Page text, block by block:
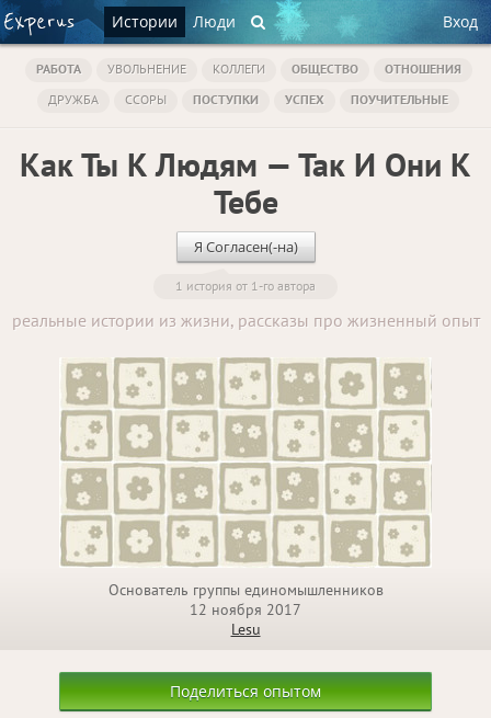
Истории Люди Вход
РАБОТА УВОЛЬНЕНИЕ КОЛЛЕГИ ОБЩЕСТВО
ОТНОШЕНИЯ
ДРУЖБА
ССОРЫ ПОСТУПКИ УСПЕХ ПОУЧИТЕЛЬНЫЕ
Как Ты К Людям — Так И Они К
Тебе
Я Согласен(-на)
1 история от 1-го автора
реальные истории из жизни, рассказы про жизненный опыт
Основатель группы единомышленников
12 ноября 2017
Lesu
Поделиться опытом